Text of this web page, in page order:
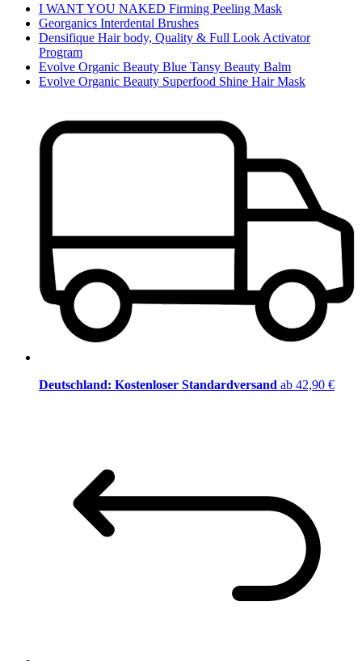
I WANT YOU NAKED Firming Peeling Mask
Georganics Interdental Brushes
Densifique Hair body, Quality & Full Look Activator
Program
Evolve Organic Beauty Blue Tansy Beauty Balm
Evolve Organic Beauty Superfood Shine Hair Mask
Deutschland: Kostenloser Standardversand ab 42,90 €